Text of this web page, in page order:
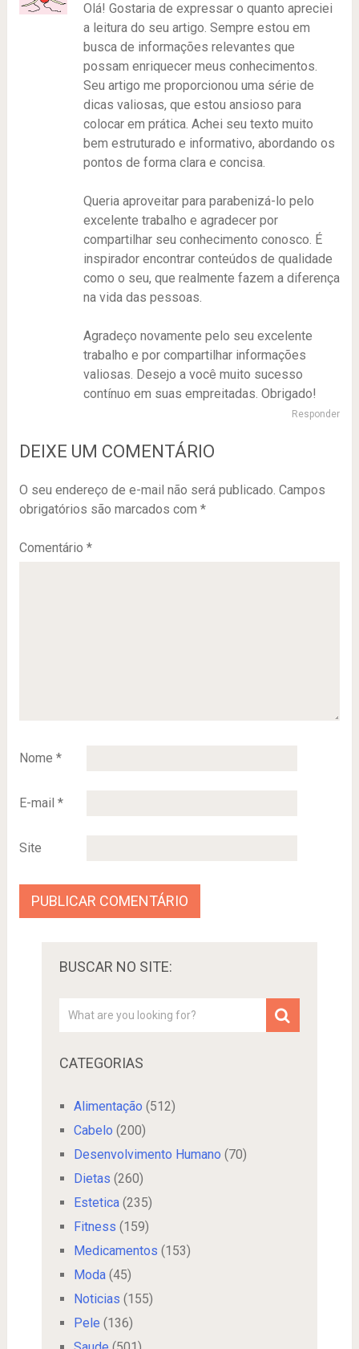
Olá! Gostaria de expressar o quanto apreciei
a leitura do seu artigo. Sempre estou em
busca de informações relevantes que
possam enriquecer meus conhecimentos.
Seu artigo me proporcionou uma série de
dicas valiosas, que estou ansioso para
colocar em prática. Achei seu texto muito
bem estruturado e informativo, abordando os
pontos de forma clara e concisa.
Queria aproveitar para parabenizá-lo pelo
excelente trabalho e agradecer por
compartilhar seu conhecimento conosco. É
inspirador encontrar conteúdos de qualidade
como o seu, que realmente fazem a diferença
na vida das pessoas.
Agradeço novamente pelo seu excelente
trabalho e por compartilhar informações
valiosas. Desejo a você muito sucesso
contínuo em suas empreitadas. Obrigado!
Responder
DEIXE UM COMENTÁRIO
O seu endereço de e-mail não será publicado. Campos
obrigatórios são marcados com *
Comentário *
Nome *
E-mail *
Site
BUSCAR NO SITE:
CATEGORIAS
Alimentação (512)
Cabelo (200)
Desenvolvimento Humano (70)
Dietas (260)
Estetica(235)
Fitness (159)
Medicamentos (153)
Moda(45)
Noticias (155)
Pele (136)